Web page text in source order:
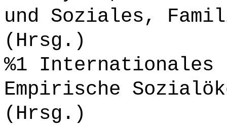
und Soziales,
(Hrsg.)
%1
Empirische
(Hrsg.)